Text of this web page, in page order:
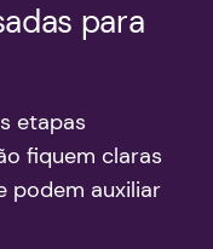
para
etapas
fiquem claras
podem auxiliar